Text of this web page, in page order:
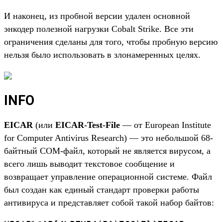
И наконец, из пробной версии удален основной
энкодер полезной нагрузки Cobalt Strike. Все эти
ограничения сделаны для того, чтобы пробную версию
нельзя было использовать в злонамеренных целях.
INFO
EICAR (или EICAR-Test-File — от European Institute
for Computer Antivirus Research) — это небольшой 68-
байтный COM-файл, который не является вирусом, а
всего лишь выводит текстовое сообщение и
возвращает управление операционной системе. Файл
был создан как единый стандарт проверки работы
антивируса и представляет собой такой набор байтов: